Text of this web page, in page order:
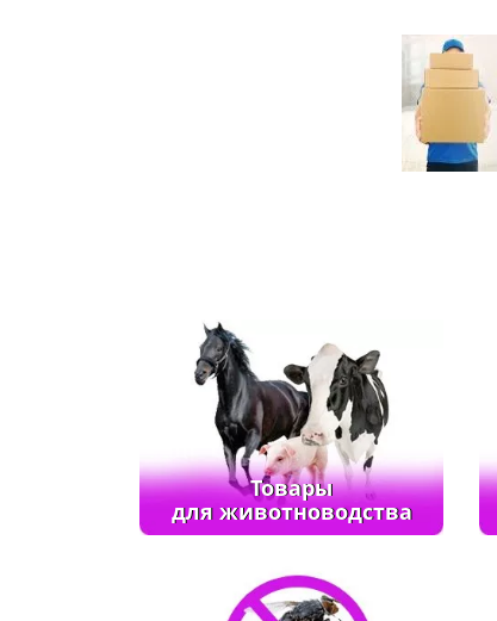
Товары
для животноводства